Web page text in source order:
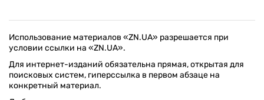
Использование материалов «ZN.UA» разрешается при
условии ссылки на «ZN.UA».
Для интернет-изданий обязательна прямая, открытая для
поисковых систем, гиперссылка в первом абзаце на
конкретный материал.